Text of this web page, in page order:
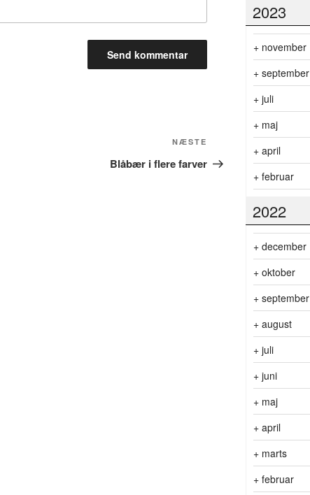
indlæg
NÆSTE
Blåbær i flere farver
2023
+ november
+ september
+ juli
+ maj
+ april
+ februar
2022
+ december
+ oktober
+ september
+ august
+ juli
+ juni
+ maj
+ april
+ marts
+ februar